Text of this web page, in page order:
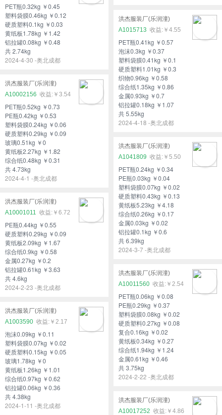
PET瓶0.32kg ￥0.45
塑料袋膜0.46kg ￥0.12
硬质塑料0.1kg ￥0.03
黄纸板1.78kg ￥1.42
铝拉罐0.08kg ￥0.48
共 2.74kg
2024-4-30 -奥北成都
洪杰服装厂(乐润潼)
A1015713
￥4.55
PET瓶0.41kg ￥0.57
泡沫0.3kg ￥0.37
塑料袋膜0.41kg ￥0.1
硬质塑料1.01kg ￥0.3
织物0.96kg ￥0.58
综合纸1.35kg ￥0.86
金属0.93kg ￥0.7
铝拉罐0.18kg ￥1.07
共 5.55kg
2024-4-18 -奥北成都
洪杰服装厂(乐润潼)
A10002156
￥3.54
PET瓶0.52kg ￥0.73
PE瓶0.42kg ￥0.53
塑料袋膜0.24kg ￥0.06
硬质塑料0.29kg ￥0.09
玻璃0.51kg ￥0
黄纸板2.27kg ￥1.82
综合纸0.48kg ￥0.31
共 4.73kg
2024-4-1 -奥北成都
洪杰服装厂(乐润潼)
A1041809
￥5.50
PET瓶0.24kg ￥0.34
PE瓶0.03kg ￥0.04
塑料袋膜0.07kg ￥0.02
硬质塑料0.43kg ￥0.13
黄纸板5.23kg ￥4.18
综合纸0.26kg ￥0.17
金属0.03kg ￥0.02
铝拉罐0.1kg ￥0.6
共 6.39kg
2024-3-7 -奥北成都
洪杰服装厂(乐润潼)
A10001011
￥6.72
PE瓶0.44kg ￥0.55
硬质塑料0.29kg ￥0.09
黄纸板2.09kg ￥1.67
综合纸0.9kg ￥0.58
金属0.27kg ￥0.2
铝拉罐0.61kg ￥3.63
共 4.6kg
2024-2-23 -奥北成都
洪杰服装厂(乐润潼)
A10011560
￥2.54
PET瓶0.06kg ￥0.08
PE瓶0.29kg ￥0.37
塑料袋膜0.08kg ￥0.02
硬质塑料0.27kg ￥0.08
复合0.16kg ￥0.02
黄纸板0.34kg ￥0.27
综合纸1.94kg ￥1.24
金属0.61kg ￥0.46
共 3.75kg
2024-2-22 -奥北成都
洪杰服装厂(乐润潼)
A1003590
￥2.17
泡沫0.09kg ￥0.11
塑料袋膜0.07kg ￥0.02
硬质塑料0.15kg ￥0.05
玻璃1.78kg ￥0
黄纸板1.26kg ￥1.01
综合纸0.97kg ￥0.62
铝拉罐0.06kg ￥0.36
共 4.38kg
2024-1-11 -奥北成都
洪杰服装厂(乐润潼)
A10017252
￥4.86